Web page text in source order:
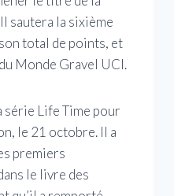
sautera la sixième
total de points, et
Monde Gravel UCI.
série Life Time pour
le 21 octobre. Il a
premiers
le livre des